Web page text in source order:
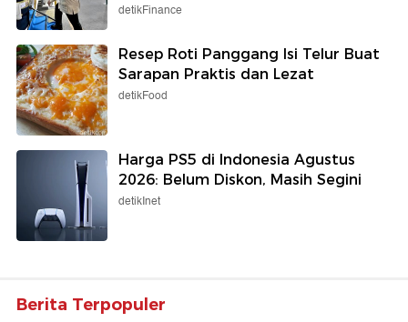
detikFinance
Resep Roti Panggang Isi Telur Buat
Sarapan Praktis dan Lezat
detikFood
Harga PS5 di Indonesia Agustus
2026: Belum Diskon, Masih Segini
detikInet
Berita Terpopuler